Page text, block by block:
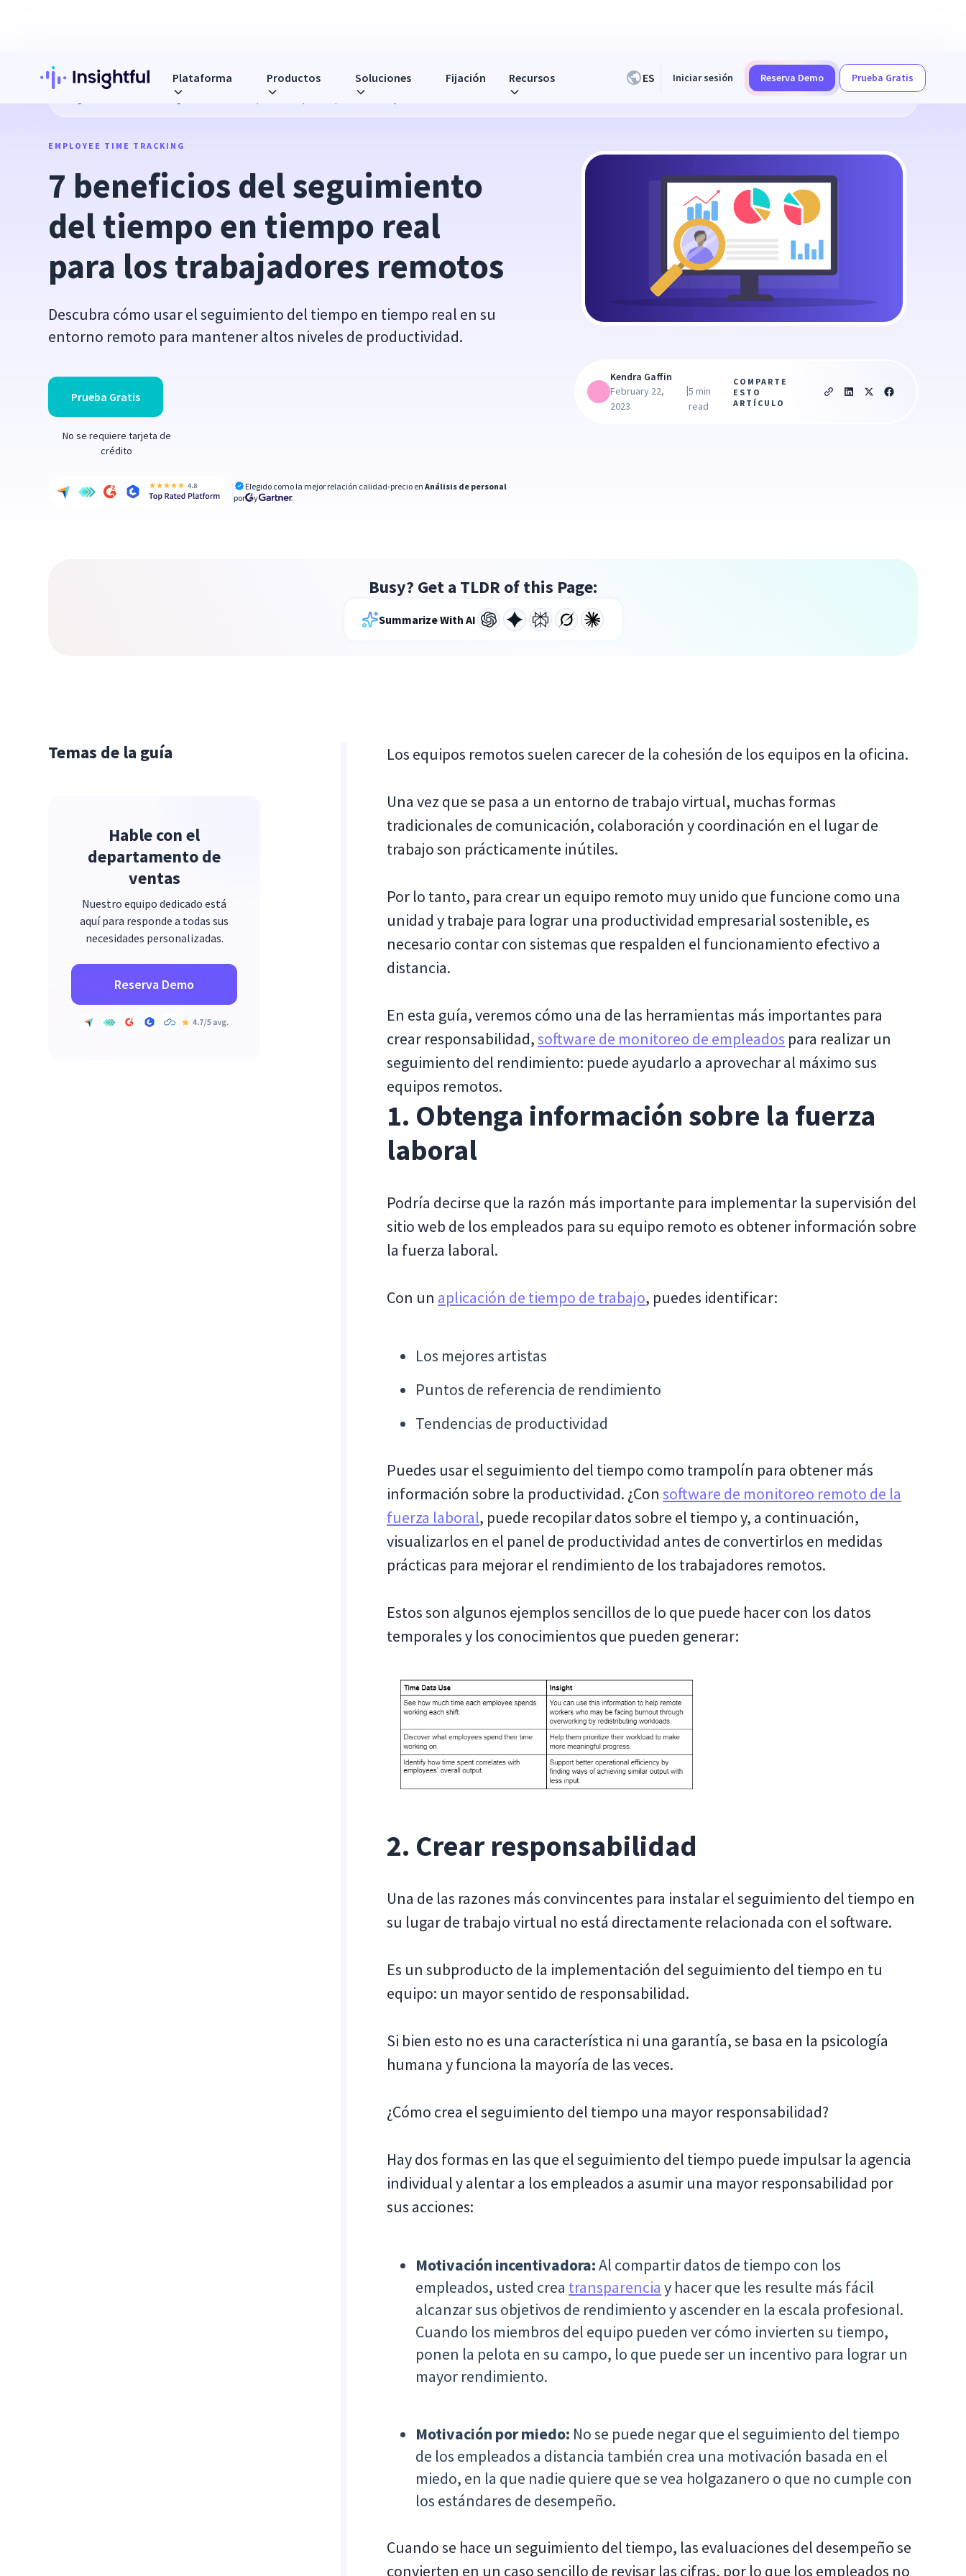
Plataforma Productos Soluciones Fijación Recursos ES Iniciar sesión Reserva Demo
Prueba Gratis
7 beneficios del seguimiento del tiempo en tiempo real para los trabajadores remotos
EMPLOYEE TIME TRACKING
7 beneficios del seguimiento
del tiempo en tiempo real
para los trabajadores remotos
Descubra cómo usar el seguimiento del tiempo en tiempo real en su
entorno remoto para mantener altos niveles de productividad.
Prueba Gratis
No se requiere tarjeta de
crédito
Elegido como la mejor relación calidad-precio enAnálisis de personal
por
y
Kendra Gaffin
February 22,
2023
|5 min
read
COMPARTE
ESTO
ARTÍCULO
Busy? Get a TLDR of this Page:
Summarize With AI
Temas de la guía
Hable con el
departamento de
ventas
Nuestro equipo dedicado está
aquí para responde a todas sus
necesidades personalizadas.
Reserva Demo
Los equipos remotos suelen carecer de la cohesión de los equipos en la oficina.
Una vez que se pasa a un entorno de trabajo virtual, muchas formas
tradicionales de comunicación, colaboración y coordinación en el lugar de
trabajo son prácticamente inútiles.
Por lo tanto, para crear un equipo remoto muy unido que funcione como una
unidad y trabaje para lograr una productividad empresarial sostenible, es
necesario contar con sistemas que respalden el funcionamiento efectivo a
distancia.
En esta guía, veremos cómo una de las herramientas más importantes para
crear responsabilidad,software de monitoreo de empleados para realizar un
seguimiento del rendimiento: puede ayudarlo a aprovechar al máximo sus
equipos remotos.
1. Obtenga información sobre la fuerza
laboral
Podría decirse que la razón más importante para implementar la supervisión del
sitio web de los empleados para su equipo remoto es obtener información sobre
la fuerza laboral.
Con un aplicación de tiempo de trabajo, puedes identificar:
Los mejores artistas
Puntos de referencia de rendimiento
Tendencias de productividad
Puedes usar el seguimiento del tiempo como trampolín para obtener más
información sobre la productividad. ¿Consoftware de monitoreo remoto de la
fuerza laboral, puede recopilar datos sobre el tiempo y, a continuación,
visualizarlos en el panel de productividad antes de convertirlos en medidas
prácticas para mejorar el rendimiento de los trabajadores remotos.
Estos son algunos ejemplos sencillos de lo que puede hacer con los datos
temporales y los conocimientos que pueden generar:
2. Crear responsabilidad
Una de las razones más convincentes para instalar el seguimiento del tiempo en
su lugar de trabajo virtual no está directamente relacionada con el software.
Es un subproducto de la implementación del seguimiento del tiempo en tu
equipo: un mayor sentido de responsabilidad.
Si bien esto no es una característica ni una garantía, se basa en la psicología
humana y funciona la mayoría de las veces.
¿Cómo crea el seguimiento del tiempo una mayor responsabilidad?
Hay dos formas en las que el seguimiento del tiempo puede impulsar la agencia
individual y alentar a los empleados a asumir una mayor responsabilidad por
sus acciones:
Motivación incentivadora:Al compartir datos de tiempo con los
empleados, usted crea transparencia y hacer que les resulte más fácil
alcanzar sus objetivos de rendimiento y ascender en la escala profesional.
Cuando los miembros del equipo pueden ver cómo invierten su tiempo,
ponen la pelota en su campo, lo que puede ser un incentivo para lograr un
mayor rendimiento.
Motivación por miedo: No se puede negar que el seguimiento del tiempo
de los empleados a distancia también crea una motivación basada en el
miedo, en la que nadie quiere que se vea holgazanero o que no cumple con
los estándares de desempeño.
Cuando se hace un seguimiento del tiempo, las evaluaciones del desempeño se
convierten en un caso sencillo de revisar las cifras, por lo que los empleados no